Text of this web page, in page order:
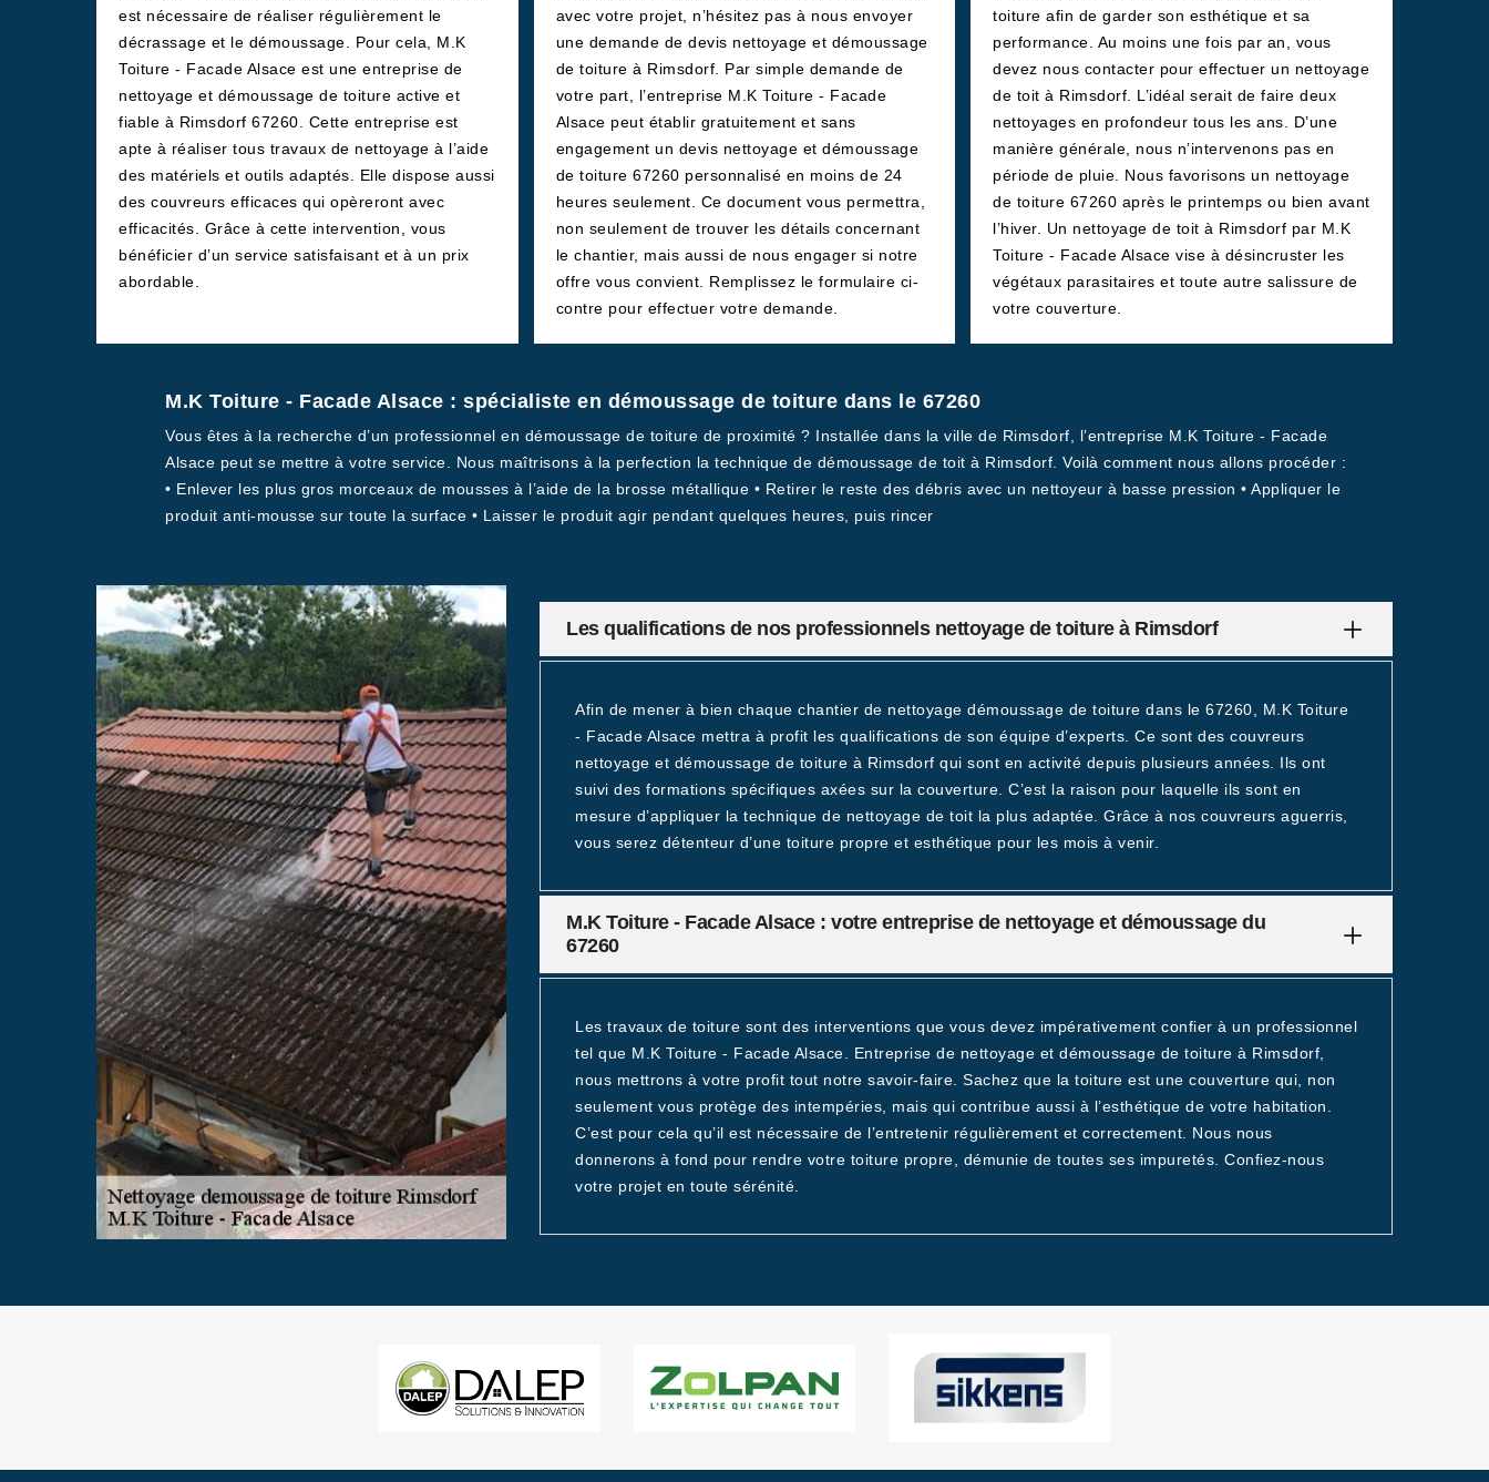
est nécessaire de réaliser régulièrement le
décrassage et le démoussage. Pour cela, M.K
Toiture - Facade Alsace est une entreprise de
nettoyage et démoussage de toiture active et
fiable à Rimsdorf 67260. Cette entreprise est
apte à réaliser tous travaux de nettoyage à l’aide
des matériels et outils adaptés. Elle dispose aussi
des couvreurs efficaces qui opèreront avec
efficacités. Grâce à cette intervention, vous
bénéficier d’un service satisfaisant et à un prix
abordable.
avec votre projet, n’hésitez pas à nous envoyer
une demande de devis nettoyage et démoussage
de toiture à Rimsdorf. Par simple demande de
votre part, l’entreprise M.K Toiture - Facade
Alsace peut établir gratuitement et sans
engagement un devis nettoyage et démoussage
de toiture 67260 personnalisé en moins de 24
heures seulement. Ce document vous permettra,
non seulement de trouver les détails concernant
le chantier, mais aussi de nous engager si notre
offre vous convient. Remplissez le formulaire ci-
contre pour effectuer votre demande.
toiture afin de garder son esthétique et sa
performance. Au moins une fois par an, vous
devez nous contacter pour effectuer un nettoyage
de toit à Rimsdorf. L’idéal serait de faire deux
nettoyages en profondeur tous les ans. D’une
manière générale, nous n’intervenons pas en
période de pluie. Nous favorisons un nettoyage
de toiture 67260 après le printemps ou bien avant
l’hiver. Un nettoyage de toit à Rimsdorf par M.K
Toiture - Facade Alsace vise à désincruster les
végétaux parasitaires et toute autre salissure de
votre couverture.
M.K Toiture - Facade Alsace : spécialiste en démoussage de toiture dans le 67260
Vous êtes à la recherche d’un professionnel en démoussage de toiture de proximité ? Installée dans la ville de Rimsdorf, l’entreprise M.K Toiture - Facade
Alsace peut se mettre à votre service. Nous maîtrisons à la perfection la technique de démoussage de toit à Rimsdorf. Voilà comment nous allons procéder :
• Enlever les plus gros morceaux de mousses à l’aide de la brosse métallique • Retirer le reste des débris avec un nettoyeur à basse pression • Appliquer le
produit anti-mousse sur toute la surface • Laisser le produit agir pendant quelques heures, puis rincer
Les qualifications de nos professionnels nettoyage de toiture à Rimsdorf
Afin de mener à bien chaque chantier de nettoyage démoussage de toiture dans le 67260, M.K Toiture
- Facade Alsace mettra à profit les qualifications de son équipe d’experts. Ce sont des couvreurs
nettoyage et démoussage de toiture à Rimsdorf qui sont en activité depuis plusieurs années. Ils ont
suivi des formations spécifiques axées sur la couverture. C’est la raison pour laquelle ils sont en
mesure d’appliquer la technique de nettoyage de toit la plus adaptée. Grâce à nos couvreurs aguerris,
vous serez détenteur d’une toiture propre et esthétique pour les mois à venir.
M.K Toiture - Facade Alsace : votre entreprise de nettoyage et démoussage du
67260
Les travaux de toiture sont des interventions que vous devez impérativement confier à un professionnel
tel que M.K Toiture - Facade Alsace. Entreprise de nettoyage et démoussage de toiture à Rimsdorf,
nous mettrons à votre profit tout notre savoir-faire. Sachez que la toiture est une couverture qui, non
seulement vous protège des intempéries, mais qui contribue aussi à l’esthétique de votre habitation.
C’est pour cela qu’il est nécessaire de l’entretenir régulièrement et correctement. Nous nous
donnerons à fond pour rendre votre toiture propre, démunie de toutes ses impuretés. Confiez-nous
votre projet en toute sérénité.